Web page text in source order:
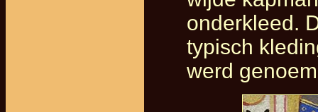
onderkleed.
typisch
werd